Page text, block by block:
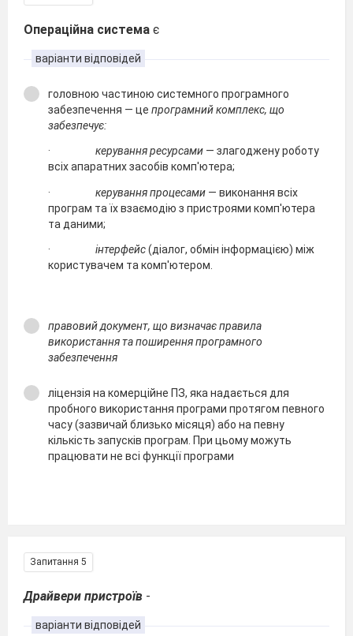
Операційна система є
варіанти відповідей
головною частиною системного програмного
забезпечення — це програмний комплекс, що
забезпечує:
· керування ресурсами — злагоджену роботу
всіх апаратних засобів комп'ютера;
· керування процесами — виконання всіх
програм та їх взаємодію з пристроями комп'ютера
та даними;
· інтерфейс(діалог, обмін інформацією) між
користувачем та комп'ютером.
правовий документ, що визначає правила
використання та поширення програмного
забезпечення
ліцензія на комерційне ПЗ, яка надається для
пробного використання програми протягом певного
часу (зазвичай близько місяця) або на певну
кількість запусків програм. При цьому можуть
працювати не всі функції програми
Запитання 5
Драйвери пристроїв -
варіанти відповідей